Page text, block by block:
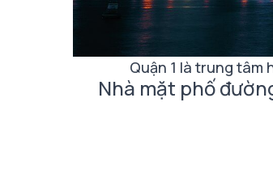
Quận 1 là trung tâm
Nhà mặt phố